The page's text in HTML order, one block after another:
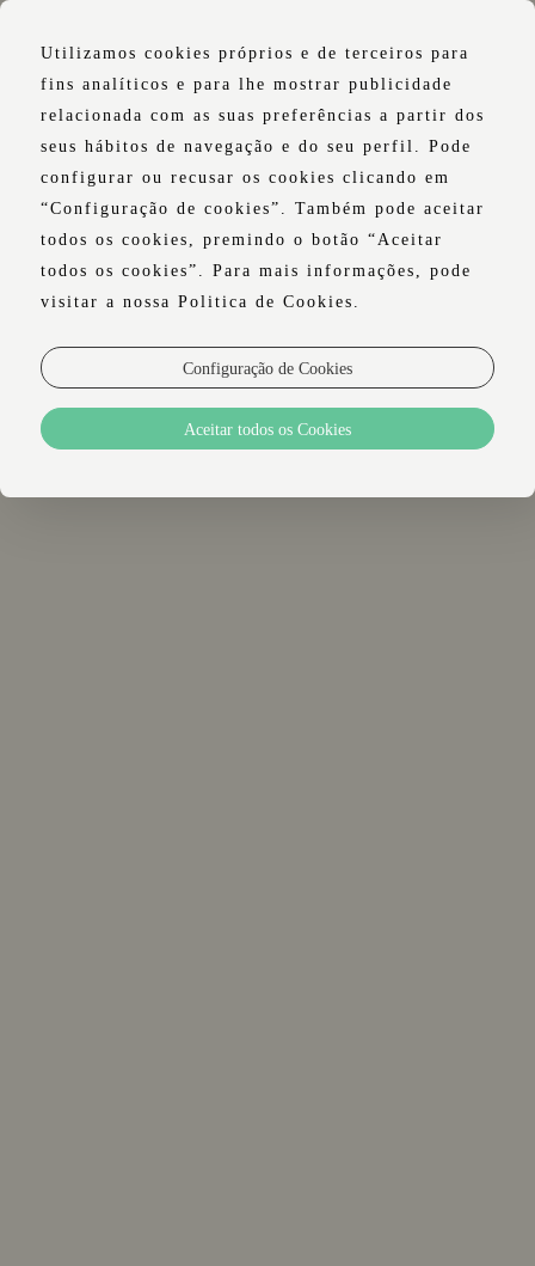
Utilizamos cookies próprios e de terceiros para
fins analíticos e para lhe mostrar publicidade
relacionada com as suas preferências a partir dos
seus hábitos de navegação e do seu perfil. Pode
configurar ou recusar os cookies clicando em
“Configuração de cookies”. Também pode aceitar
todos os cookies, premindo o botão “Aceitar
todos os cookies”. Para mais informações, pode
visitar a nossa Politica de Cookies.
Configuração de Cookies
Aceitar todos os Cookies